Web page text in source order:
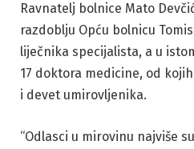
Ravnatelj bolnice Mato
razdoblju Opću bolnicu
liječnika specijalista, a u
17 doktora medicine, od
i devet umirovljenika.
“Odlasci u mirovinu najviše